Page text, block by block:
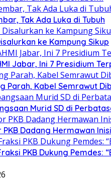
Tak Ada Luka di Tubuh
ke Kampung Sikup
Jabar, Ini 7 Presidium
Kabel Semrawut
Murid SD di
Dadang Hermawan
PKB Dukung Pemdes: